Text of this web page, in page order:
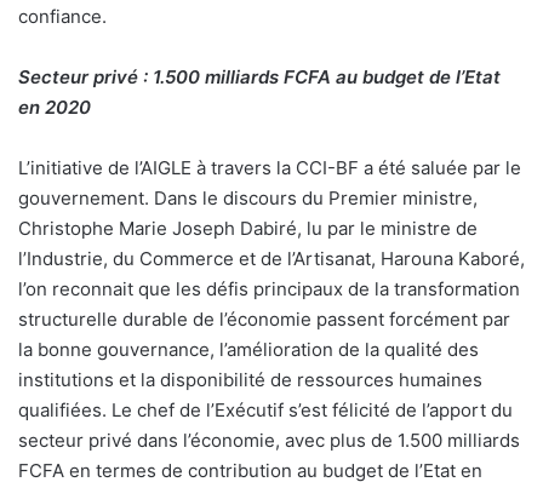
confiance.
Secteur privé : 1.500 milliards FCFA au budget de l’Etat
en 2020
L’initiative de l’AIGLE à travers la CCI-BF a été saluée par le
gouvernement. Dans le discours du Premier ministre,
Christophe Marie Joseph Dabiré, lu par le ministre de
l’Industrie, du Commerce et de l’Artisanat, Harouna Kaboré,
l’on reconnait que les défis principaux de la transformation
structurelle durable de l’économie passent forcément par
la bonne gouvernance, l’amélioration de la qualité des
institutions et la disponibilité de ressources humaines
qualifiées. Le chef de l’Exécutif s’est félicité de l’apport du
secteur privé dans l’économie, avec plus de 1.500 milliards
FCFA en termes de contribution au budget de l’Etat en